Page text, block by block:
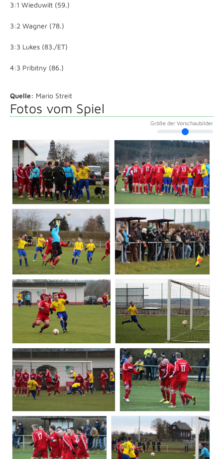
3:1 Wieduwilt (59.)
3:2 Wagner (78.)
3:3 Lukes (83./ET)
4:3 Pribitny (86.)
Quelle: Mario Streit
Fotos vom Spiel
Größe der Vorschaubilder